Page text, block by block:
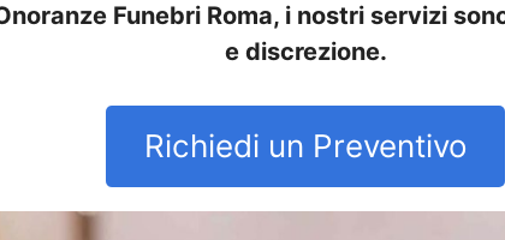
Funebri Roma, i nostri servizi
e discrezione.
Richiedi un Preventivo